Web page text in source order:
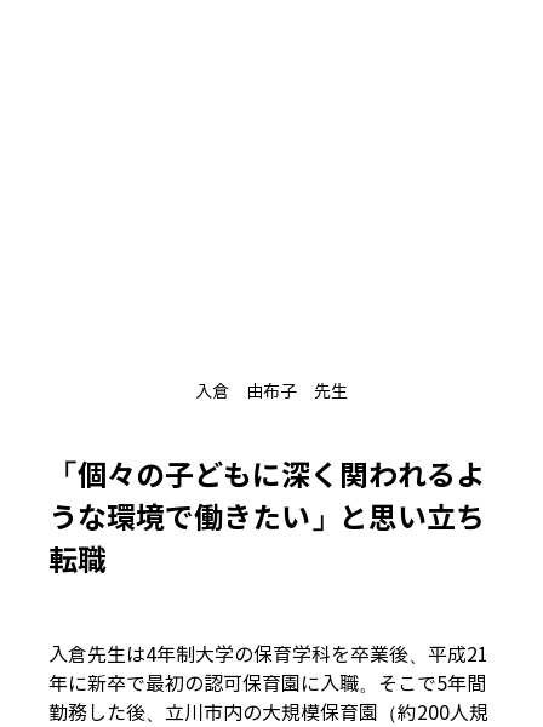
入倉　由布子　先生
「個々の子どもに深く関われるよ
うな環境で働きたい」と思い立ち
転職
入倉先生は4年制大学の保育学科を卒業後、平成21
年に新卒で最初の認可保育園に入職。そこで5年間
勤務した後、立川市内の大規模保育園（約200人規